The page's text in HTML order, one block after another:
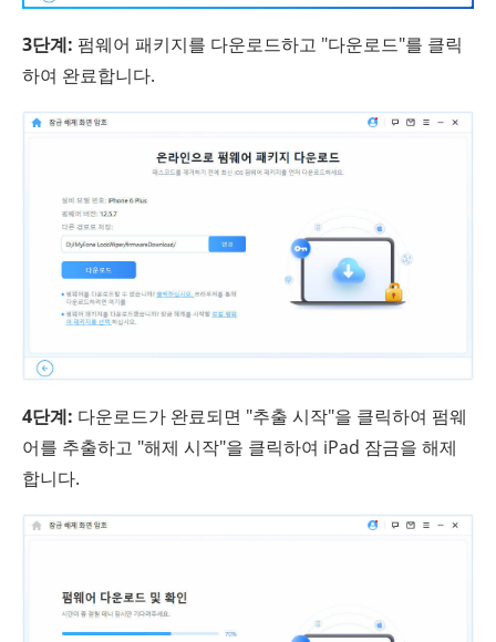
3단계: 펌웨어 패키지를 다운로드하고 "다운로드"를 클릭
하여 완료합니다.
4단계: 다운로드가 완료되면 "추출 시작"을 클릭하여 펌웨
어를 추출하고 "해제 시작"을 클릭하여 iPad 잠금을 해제
합니다.